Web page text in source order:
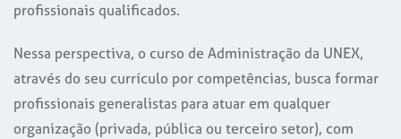
profissionais qualificados.
Nessa perspectiva, o curso de Administração da UNEX,
através do seu currículo por competências, busca formar
profissionais generalistas para atuar em qualquer
organização (privada, pública ou terceiro setor), com